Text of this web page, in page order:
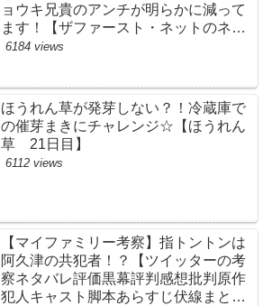
ョウキ兄貴のアンチが明らかに減って
ます！【ザファースト・ネットのネタ
バレ考察まとめ感想・スッキリ・
6184 views
ほうれん草が発芽しない？！冷蔵庫で
の催芽まきにチャレンジ☆【ほうれん
草 21日目】
6112 views
【マイファミリー考察】指トントンは
阿久津の共犯者！？【ツイッターの考
察ネタバレ評価黒幕評判感想批判原作
犯人キャスト脚本あらすじ伏線まと